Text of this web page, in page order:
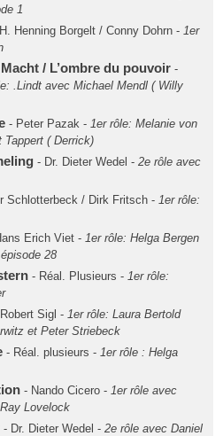
1
Henning Borgelt / Conny Dohrn - 1er
/ L’ombre du pouvoir -
.Lindt avec Michael Mendl ( Willy
- Peter Pazak - 1er rôle: Melanie von
( Derrick)
- Dr. Dieter Wedel - 2e rôle avec
Schlotterbeck / Dirk Fritsch - 1er rôle:
Erich Viet - 1er rôle: Helga Bergen
28
- Réal. Plusieurs - 1er rôle:
Sigl - 1er rôle: Laura Bertold
et Peter Striebeck
- Réal. plusieurs - 1er rôle : Helga
- Nando Cicero - 1er rôle avec
Lovelock
- Dr. Dieter Wedel - 2e rôle avec Daniel